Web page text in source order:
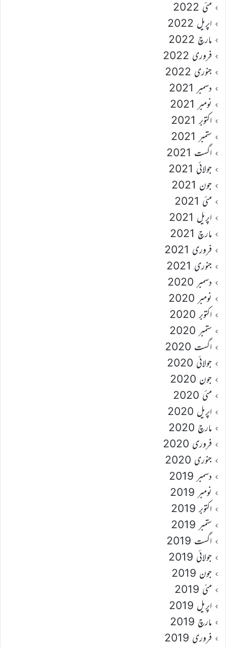
مئی 2022
اپریل 2022
مارچ 2022
فروری 2022
جنوری 2022
دسمبر 2021
نومبر 2021
اکتوبر 2021
ستمبر 2021
اگست 2021
جولائی 2021
جون 2021
مئی 2021
اپریل 2021
مارچ 2021
فروری 2021
جنوری 2021
دسمبر 2020
نومبر 2020
اکتوبر 2020
ستمبر 2020
اگست 2020
جولائی 2020
جون 2020
مئی 2020
اپریل 2020
مارچ 2020
فروری 2020
جنوری 2020
دسمبر 2019
نومبر 2019
اکتوبر 2019
ستمبر 2019
اگست 2019
جولائی 2019
جون 2019
مئی 2019
اپریل 2019
مارچ 2019
فروری 2019